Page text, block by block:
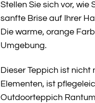
Stellen Sie sich vor, wie
sanfte Brise auf Ihrer
Die warme, orange
Umgebung.
Dieser Teppich ist
Elementen, ist
Outdoorteppich